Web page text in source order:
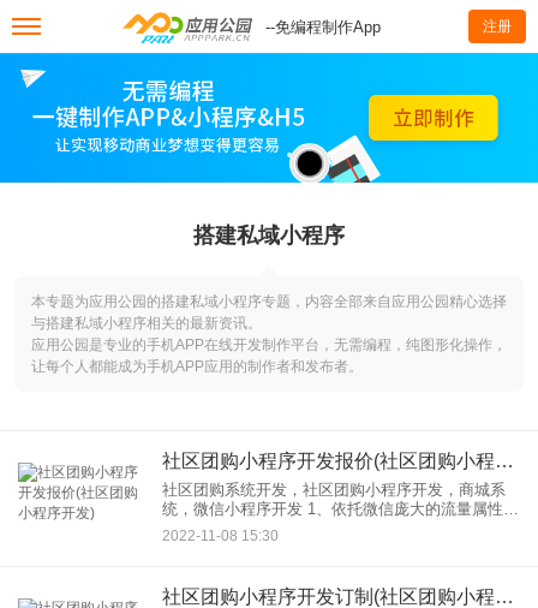
--免编程制作App 注册
搭建私域小程序
本专题为应用公园的搭建私域小程序专题，内容全部来自应用公园精心选择
与搭建私域小程序相关的最新资讯。
应用公园是专业的手机APP在线开发制作平台，无需编程，纯图形化操作，
让每个人都能成为手机APP应用的制作者和发布者。
社区团购小程序开发报价(社区团购小程序开发)
社区团购系统开发，社区团购小程序开发，商城系
统，微信小程序开发 1、依托微信庞大的流量属性，
以社区居民为单位，团购拼团商城 1社区团购小程序
系统 2，社区团购小程序系统的功能有钱，现在，社
2022-11-08 15:30
社区团购小程序开发订制(社区团购小程序开发)